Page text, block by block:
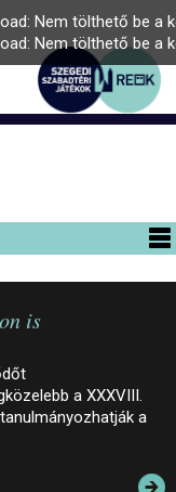
Nem tölthető be a
Nem tölthető be a
is
a XXXVIII.
a